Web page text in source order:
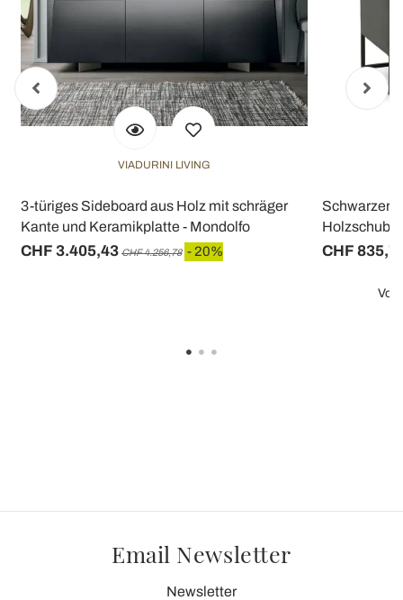
VIADURINI LIVING
3-türiges Sideboard aus Holz mit schräger
Kante und Keramikplatte - Mondolfo
CHF 3.405,43 CHF 4.256,78 - 20%
Schwarzer
CHF
Email Newsletter
Newsletter